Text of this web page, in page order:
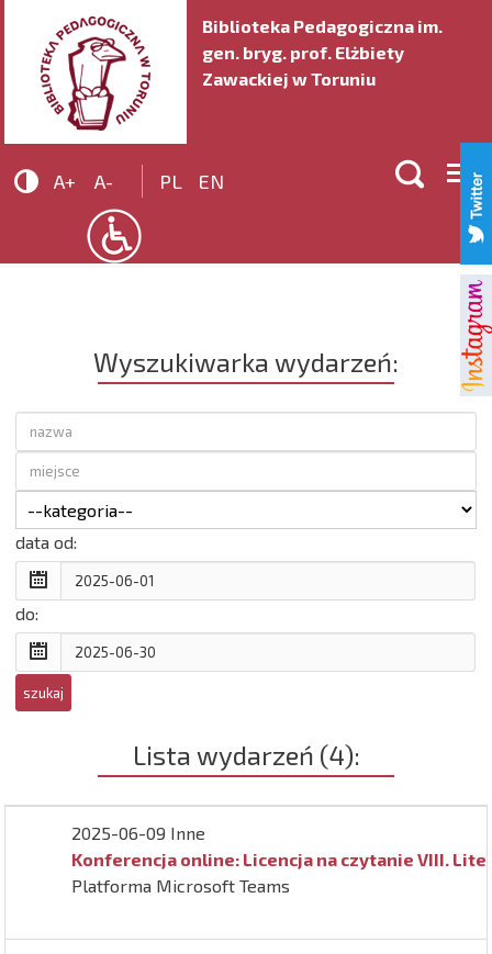
Biblioteka Pedagogiczna im.
gen. bryg. prof. Elżbiety
Zawackiej w Toruniu
 A+ A- PL EN 
Wyszukiwarka wydarzeń:
data od:
do:
Lista wydarzeń (4):
2025-06-09 Inne
Konferencja online: Licencja na czytanie VIII.
Platforma Microsoft Teams